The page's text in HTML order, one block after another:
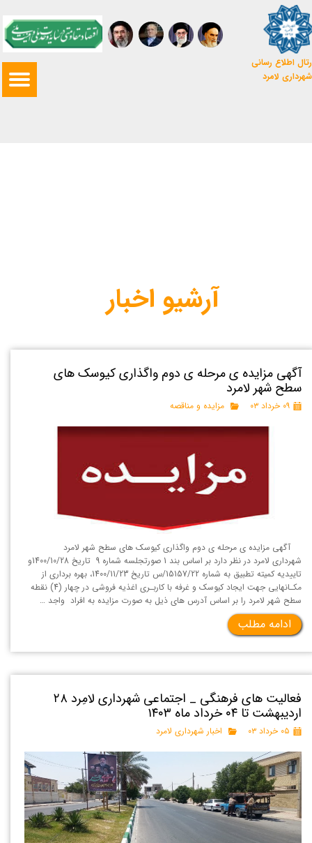
اطلاع رسانی
شهرداری لامرد
آرشیو اخبار
آگهی مزایده ی مرحله ی دوم واگذاری کیوسک های
سطح شهر لامرد
۰۹ خرداد ۰۳ مزایده و مناقصه
آگهی مزایده ی مرحله ی دوم واگذاری کیوسک های سطح شهر لامرد
شهرداری لامرد در نظر دارد بر اساس بند 1 صورتجلسه شماره 9 تاریخ 1400/10/28و
تاییدیه کمیته تطبیق به شماره 15157/22/س تاریخ 1400/11/23، بهره برداری از
مکـانهایی جهت ایجاد کیوسک و غرفه با کاربـری اغذیه فروشی در چهار (4) نقطه
سطح شهر لامرد را بر اساس آدرس های ذیل به صورت مزایده به افراد واجد …
ادامه مطلب
فعالیت های فرهنگی _ اجتماعی شهرداری لامِرد ۲۸
اردیبهشت تا ۰۴ خرداد ماه ۱۴۰۳
۰۵ خرداد ۰۳ اخبار شهرداری لامرد